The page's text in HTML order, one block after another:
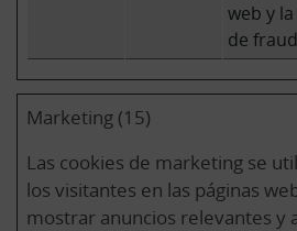
web y
de
Marketing (15)
Las cookies de marketing se
los visitantes en las páginas
mostrar anuncios relevantes y